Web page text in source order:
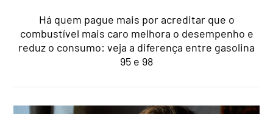
Há quem pague mais por acreditar que o
combustível mais caro melhora o desempenho e
reduz o consumo: veja a diferença entre gasolina
95 e 98